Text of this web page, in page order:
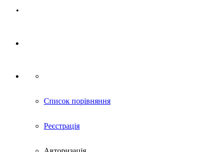
Список порівняння
Реєстрація